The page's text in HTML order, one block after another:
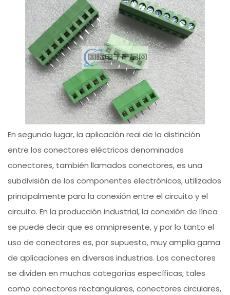
En segundo lugar, la aplicación real de la distinción
entre los conectores eléctricos denominados
conectores, también llamados conectores, es una
subdivisión de los componentes electrónicos, utilizados
principalmente para la conexión entre el circuito y el
circuito. En la producción industrial, la conexión de línea
se puede decir que es omnipresente, y por lo tanto el
uso de conectores es, por supuesto, muy amplia gama
de aplicaciones en diversas industrias. Los conectores
se dividen en muchas categorías específicas, tales
como conectores rectangulares, conectores circulares,